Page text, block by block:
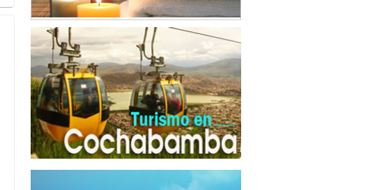
Envases(2)
Fábrica de Ladrillos
Gases(1)
Grasas Vegetales(5)
Hierro (7)
Implementos Metálicos(7)
Imprentas(3)
Industrias Manufactureras(10)